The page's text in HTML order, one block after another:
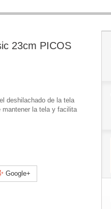
23cm PICOS
deshilachado de la tela
mantener la tela y facilita
Google+